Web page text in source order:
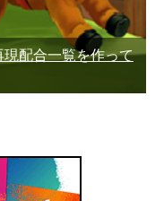
配合一覧を作って